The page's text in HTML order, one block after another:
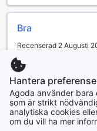
Nan NapaResort
praktiska
smidig som möjligt.
plats, vilket gör det
parkera sina fordon
gratis, vilket
utan att behöva
parkering.
Att ha en egen bil
Bra
Recenserad 2 Augusti
ทำเลที่ตั้งดีแต่ห้องดูเ
รสำหรับราคาที่พักพนั
โดยไม่ต้องรอสามารถ
สำหรับผู้ที่ต้องการคว
ปล.ความสะอาดไม่ค่อ
แต่โดยรวมโอเคค่ะ
Hantera
Agoda använder bara
som är strikt
analytiska cookies
om du vill ha mer